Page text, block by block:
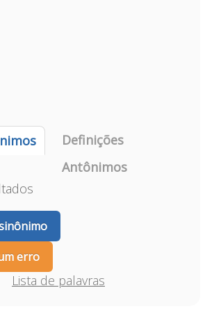
Definições
Antônimos
erro
Lista de palavras